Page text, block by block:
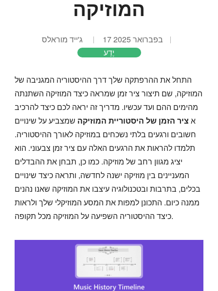
המוזיקה
ג'ייד מוראלס
17 בפברואר 2025
יֶדַע
התחל את ההרפתקה שלך דרך ההיסטוריה המגניבה של
המוזיקה, שם תיצור ציר זמן שמראה כיצד המוזיקה השתנתה
מהימים ההם ועד עכשיו. מדריך זה יראה לכם כיצד להרכיב
א ציר הזמן של היסטוריית המוזיקה שמצביע על שינויים
חשובים ורגעים בלתי נשכחים במוזיקה לאורך ההיסטוריה.
תלמדו להראות את הרגעים האלה עם ציר זמן צבעוני. הוא
יציג מגוון רחב של מוזיקה. כמו כן, תבחן את ההבדלים
המעניינים בין מוזיקה ישנה לחדשה, ותראה כיצד שינויים
בכלים, בתרבות ובטכנולוגיה עיצבו את המוזיקה שאנו נהנים
ממנה כיום. התכונן למפות את המסע המוזיקלי שלך ולראות
כיצד ההיסטוריה השפיעה על המוזיקה מכל תקופה.